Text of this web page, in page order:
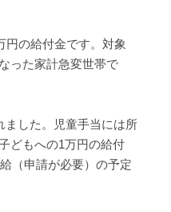
の給付金です。対象
った家計急変世帯で
した。児童手当には所
どもへの1万円の給付
（申請が必要）の予定